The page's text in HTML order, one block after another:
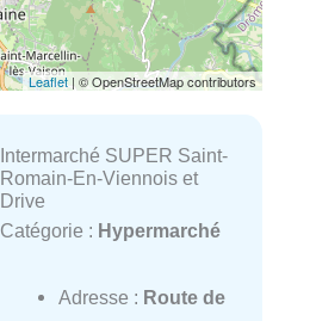
Leaflet | © OpenStreetMap contributors
Intermarché SUPER Saint-
Romain-En-Viennois et
Drive
Catégorie : Hypermarché
Adresse : Route de